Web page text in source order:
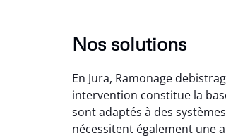
Nos solutions
En Jura, Ramonage
intervention constitue la
sont adaptés à des
nécessitent également une